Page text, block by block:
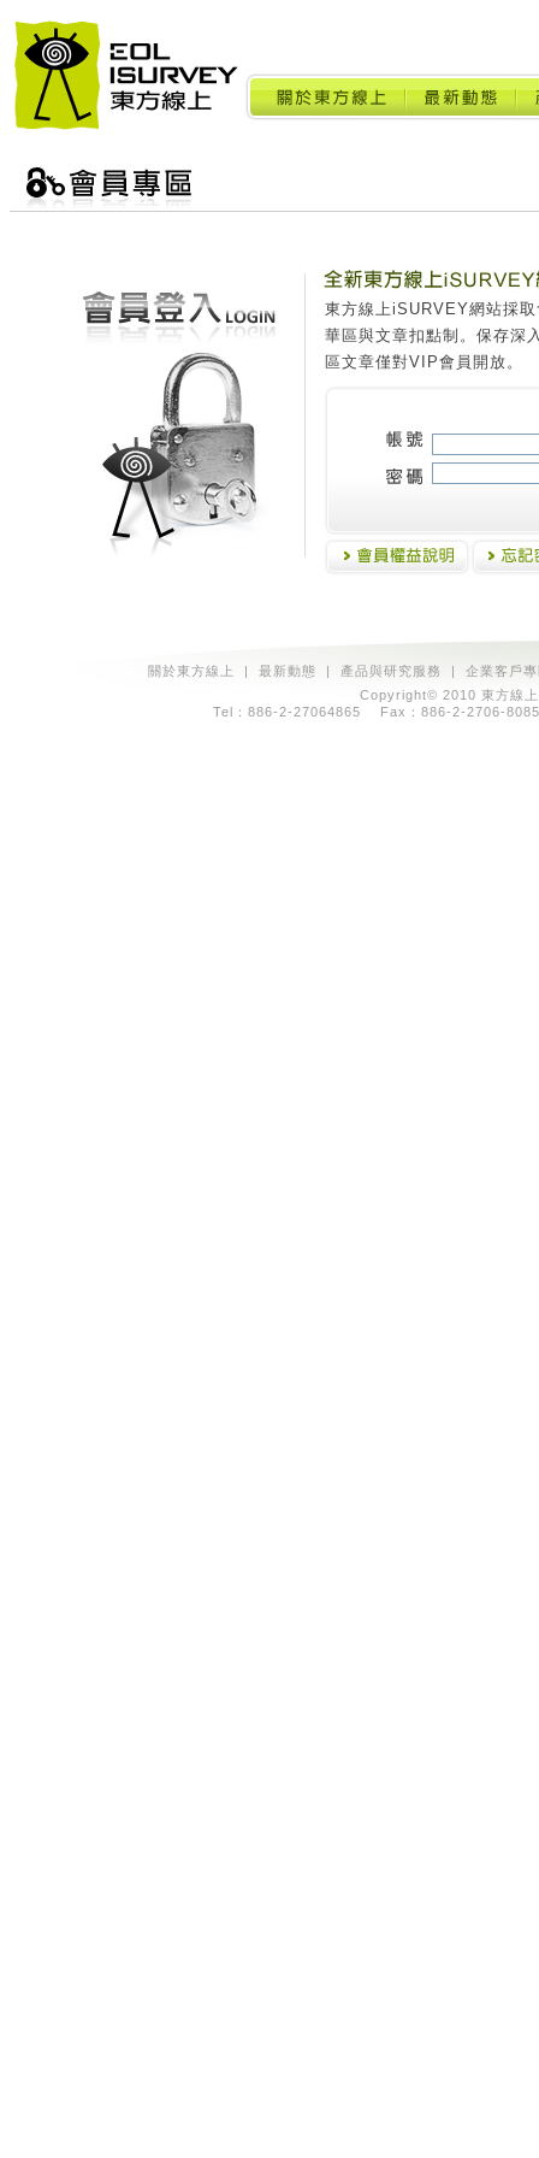
東方線上iSURVEY網站採
華區與文章扣點制。保存深
區文章僅對VIP會員開放。
關於東方線上 | 最新動態 | 產品與研究服務 | 企業客戶
Copyright© 2010 東方線
Tel：886-2-27064865 Fax：886-2-2706-